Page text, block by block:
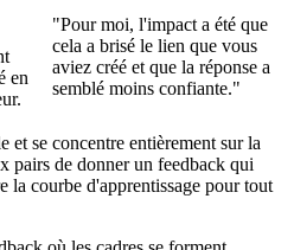
en
"Pour moi, l'impact a été que
cela a brisé le lien que vous
aviez créé et que la réponse a
semblé moins confiante."
et se concentre entièrement sur la
pairs de donner un feedback qui
la courbe d'apprentissage pour tout